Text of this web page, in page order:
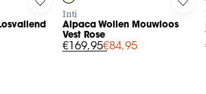
Mohair Losvallend Vest to your wishlist
Log in to add Alpaca Wollen
Inti
Alpaca Wollen Mouwloos
Vest Rose
€169,95€84,95
Log